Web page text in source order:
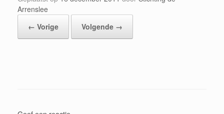
Arrenslee
← Vorige
Volgende →